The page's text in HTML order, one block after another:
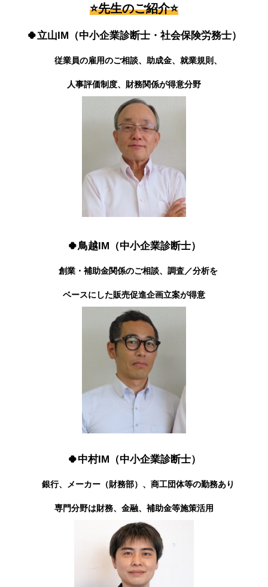
⭐先生のご紹介⭐
🍀立山IM （中小企業診断士・社会保険労務士）
従業員の雇用のご相談、助成金、就業規則、
人事評価制度、財務関係が得意分野
🍀鳥越IM（中小企業診断士）
創業・補助金関係のご相談、調査／分析を
ベースにした販売促進企画立案が得意
🍀中村IM（中小企業診断士）
銀行、メーカー（財務部）、商工団体等の勤務あり
専門分野は財務、金融、補助金等施策活用